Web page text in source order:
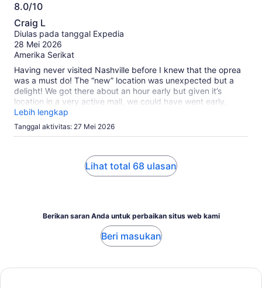
8.0/10
8.0
dari
10
Craig L
Diulas pada tanggal Expedia
28 Mei 2026
Amerika Serikat
Having never visited Nashville before I knew that the oprea
was a must do! The “new” location was unexpected but a
delight! We got there about an hour early but given it’s
location in a very active mall, we could have went early,
there is plenty to do around it!
Lebih lengkap
Tanggal aktivitas: 27 Mei 2026
Lihat total 68 ulasan
Berikan saran Anda untuk perbaikan situs web kami
Beri masukan